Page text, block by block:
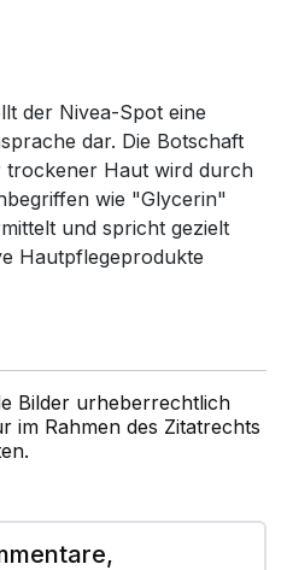
der Nivea-Spot eine
dar. Die Botschaft
trockener Haut wird durch
wie "Glycerin"
und spricht gezielt
Hautpflegeprodukte
Bilder urheberrechtlich
im Rahmen des Zitatrechts